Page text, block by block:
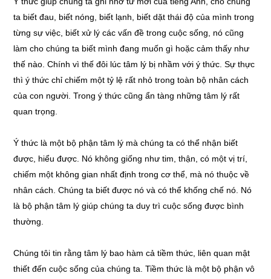
ta biết đau, biết nóng, biết lạnh, biết dặt thái độ của mình trong
từng sự việc, biết xử lý các vấn đề trong cuộc sống, nó cũng
làm cho chúng ta biết mình đang muốn gì hoặc cảm thấy như
thế nào. Chính vì thế đôi lúc tâm lý bị nhầm với ý thức. Sự thực
thì ý thức chỉ chiếm một tỷ lệ rất nhỏ trong toàn bộ nhân cách
của con người. Trong ý thức cũng ẩn tàng những tâm lý rất
quan trọng.
Ý thức là một bộ phận tâm lý mà chúng ta có thể nhận biết
được, hiểu được. Nó không giống như tim, thận, có một vị trí,
chiếm một không gian nhất định trong cơ thể, mà nó thuộc về
nhân cách. Chúng ta biết được nó và có thể khống chế nó. Nó
là bộ phận tâm lý giúp chúng ta duy trì cuộc sống được bình
thường.
Chúng tôi tin rằng tâm lý bao hàm cả tiềm thức, liên quan mật
thiết đến cuộc sống của chúng ta. Tiềm thức là một bộ phận vô